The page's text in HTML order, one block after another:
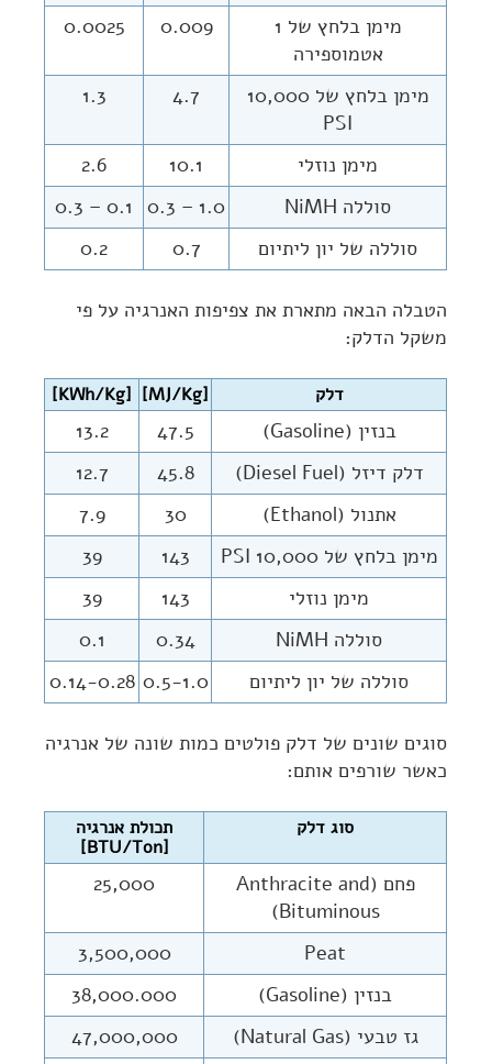
מימן בלחץ של 1
אטמוספירה
0.009
0.0025
מימן בלחץ של 10,000
PSI
4.7
1.3
מימן נוזלי 10.1
2.6
סוללה NiMH
1.0 – 0.3
0.1 – 0.3
סוללה של יון ליתיום
0.7
0.2
הטבלה הבאה מתארת את צפיפות האנרגיה על פי
משקל הדלק:
דלק [MJ/Kg]
[KWh/Kg]
בנזין (Gasoline) 47.5
13.2
דלק דיזל (Diesel Fuel)
45.8
12.7
אתנול (Ethanol)
30
7.9
מימן בלחץ של 10,000 PSI
143
39
מימן נוזלי
143
39
סוללה NiMH
0.34
0.1
סוללה של יון ליתיום
0.5-1.0
0.14-0.28
סוגים שונים של דלק פולטים כמות שונה של אנרגיה
כאשר שורפים אותם:
סוג דלק
תכולת אנרגיה
[BTU/Ton]
פחם (Anthracite and
Bituminous)
25,000
Peat
3,500,000
בנזין (Gasoline)
38,000.000
גז טבעי (Natural Gas)
47,000,000